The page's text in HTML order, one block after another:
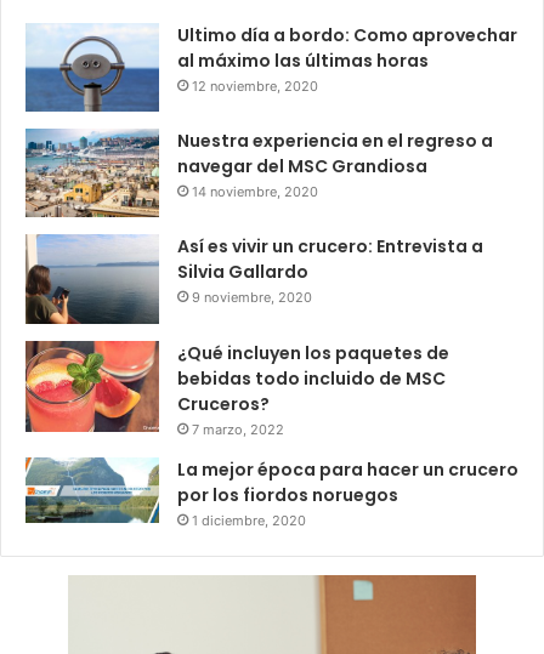
Ultimo día a bordo: Como aprovechar
al máximo las últimas horas
12 noviembre, 2020
Nuestra experiencia en el regreso a
navegar del MSC Grandiosa
14 noviembre, 2020
Así es vivir un crucero: Entrevista a
Silvia Gallardo
9 noviembre, 2020
¿Qué incluyen los paquetes de
bebidas todo incluido de MSC
Cruceros?
7 marzo, 2022
La mejor época para hacer un crucero
por los fiordos noruegos
1 diciembre, 2020